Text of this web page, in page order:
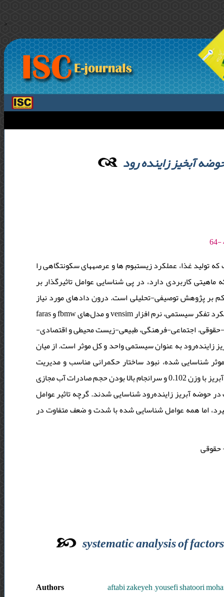
>
آبخیز زاینده رود
برداشت فزاینده انسان و آلودگی منابع آب شیرین به اندازه‎ای رسیده است که تولید غذا، عملکرد زیست‎بوم ها و عرصه‎های سکونتگاهی را
کاربردی دارد، در پی شناسایی عوامل تاثیرگذار بر
بر پژوهش توصیفی-تحلیلی است. درون داد‌های مورد نیاز
پژوهش با روش کتابخانه‌ای و میدانی(مصاحبه و پرسشنامه) گردآوردی و با رویکرد تفکر سیستمی، نرم افزار vensim و مدل‌های fbmw و faras
اجتماعی-فرهنگی، طبیعی-زیست محیطی و اقتصادی-
زاینده‌رود به عنوان سیستمی واحد و کل موثر است. از میان
فنی با وزن نهایی 0.330 و از بین عوامل موثر شناسایی شده، نبود ساختار حکمرانی مناسب و مدیریت
ناکارآمد منابع آب در حوضه آبریز با وزن 0.104‌، فعالیت صنایع آب بَر در حوضه آبریز با وزن 0.102 و سرانجام بالا بودن حجم صادرات آب مجازی
آب در حوضه آبریز زاینده‌رود شناسایی شدند. گرچه تاثیر عوامل
طیفی با وزن نهایی 0.044 تا 0.104 را در بر می‌گیرد، اما همه عوامل شناسایی شده با شدت و ضعف متفاوت در
حقوقی
systematic analysis of
Authors
aftabi zakeyeh ,yousefi shatoori